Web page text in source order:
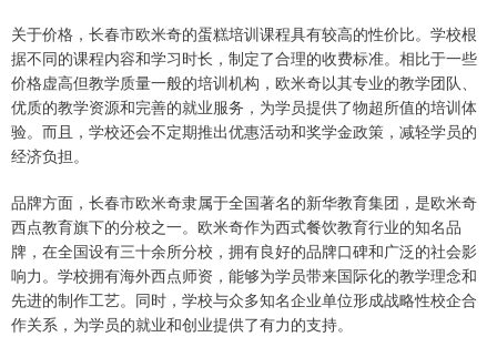
关于价格，长春市欧米奇的蛋糕培训课程具有较高的性价比。学校根
据不同的课程内容和学习时长，制定了合理的收费标准。相比于一些
价格虚高但教学质量一般的培训机构，欧米奇以其专业的教学团队、
优质的教学资源和完善的就业服务，为学员提供了物超所值的培训体
验。而且，学校还会不定期推出优惠活动和奖学金政策，减轻学员的
经济负担。
品牌方面，长春市欧米奇隶属于全国著名的新华教育集团，是欧米奇
西点教育旗下的分校之一。欧米奇作为西式餐饮教育行业的知名品
牌，在全国设有三十余所分校，拥有良好的品牌口碑和广泛的社会影
响力。学校拥有海外西点师资，能够为学员带来国际化的教学理念和
先进的制作工艺。同时，学校与众多知名企业单位形成战略性校企合
作关系，为学员的就业和创业提供了有力的支持。